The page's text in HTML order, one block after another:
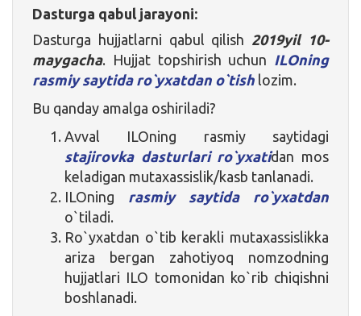
Dasturga qabul jarayoni:
Dasturga hujjatlarni qabul qilish 2019yil 10-
maygacha. Hujjat topshirish uchun ILOning
rasmiy saytida ro`yxatdan o`tish lozim.
Bu qanday amalga oshiriladi?
Avval ILOning rasmiy saytidagi
stajirovka dasturlari ro`yxatidan mos
keladigan mutaxassislik/kasb tanlanadi.
ILOning rasmiy saytida ro`yxatdan
o`tiladi.
Ro`yxatdan o`tib kerakli mutaxassislikka
ariza bergan zahotiyoq nomzodning
hujjatlari ILO tomonidan ko`rib chiqishni
boshlanadi.